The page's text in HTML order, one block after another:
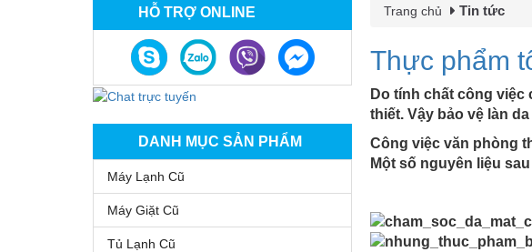
HỖ TRỢ ONLINE
DANH MỤC SẢN PHẨM
Máy Lạnh Cũ
Máy Giặt Cũ
Tủ Lạnh Cũ
Trang chủ Tin tức
Thực phẩm
Do tính chất công
thiết. Vậy bảo vệ làn
Công việc văn phòng
Một số nguyên liệu